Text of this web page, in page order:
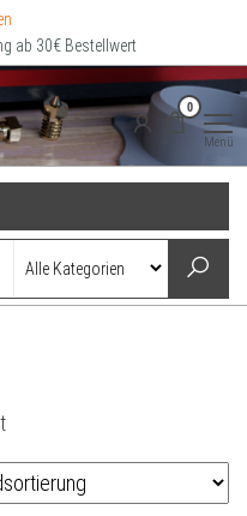
ab 30€ Bestellwert
0
Menü